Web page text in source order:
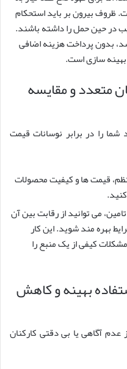
ظروف بیرون بر باید استحکام
در حین حمل را داشته باشند.
بدون پرداخت هزینه اضافی
سازی است.
متعدد و مقایسه
را در برابر نوسانات قیمت
قیمت ها و کیفیت محصولات
می توانید از رقابت بین آن
بهره مند شوید. این کار
کیفی از یک منبع را
بهینه و کاهش
آگاهی یا بی دقتی کارکنان